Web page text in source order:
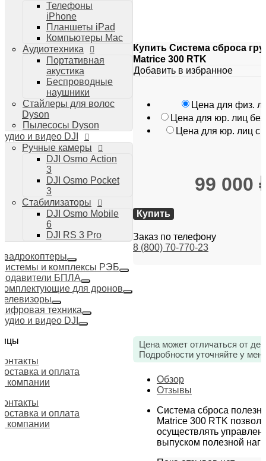
Телефоны
iPhone
Планшеты iPad
Компьютеры Mac
Аудиотехника
Портативная
акустика
Беспроводные
наушники
Стайлеры для волос
Dyson
Пылесосы Dyson
и видео DJI
Ручные камеры
DJI Osmo Action
3
DJI Osmo Pocket
3
Стабилизаторы
DJI Osmo Mobile
6
DJI RS 3 Pro
и комплексы РЭБ
БПЛА
для дронов
техника
и видео DJI
и оплата
компании
и оплата
компании
Купить Система сброса
Matrice 300 RTK
Добавить в избранное
Цена для физ.
Цена для юр. лиц
Цена для юр. лиц с
99 000
Купить
Заказ по телефону
8 (800) 70-770-23
Цена может отличаться от
Подробности уточняйте у
Обзор
Отзывы
Система сброса
Matrice 300 RTK
осуществлять
выпуском полезной